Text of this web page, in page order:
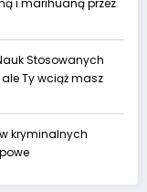
Stosowanych
Ty wciąż masz
kryminalnych